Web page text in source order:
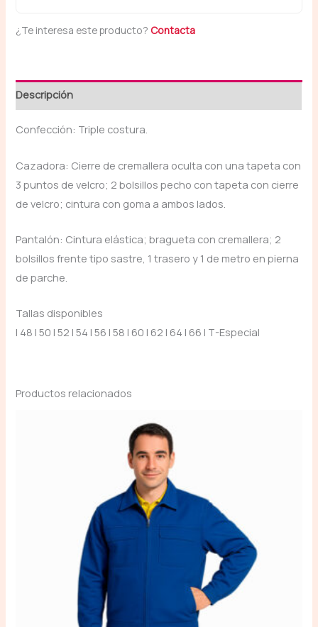
¿Te interesa este producto? Contacta
Descripción
Confección: Triple costura.
Cazadora: Cierre de cremallera oculta con una tapeta con
3 puntos de velcro; 2 bolsillos pecho con tapeta con cierre
de velcro; cintura con goma a ambos lados.
Pantalón: Cintura elástica; bragueta con cremallera; 2
bolsillos frente tipo sastre, 1 trasero y 1 de metro en pierna
de parche.
Tallas disponibles
| 48 | 50 | 52 | 54 | 56 | 58 | 60 | 62 | 64 | 66 | T-Especial
Productos relacionados